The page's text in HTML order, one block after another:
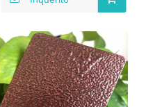
inoxidável antigo